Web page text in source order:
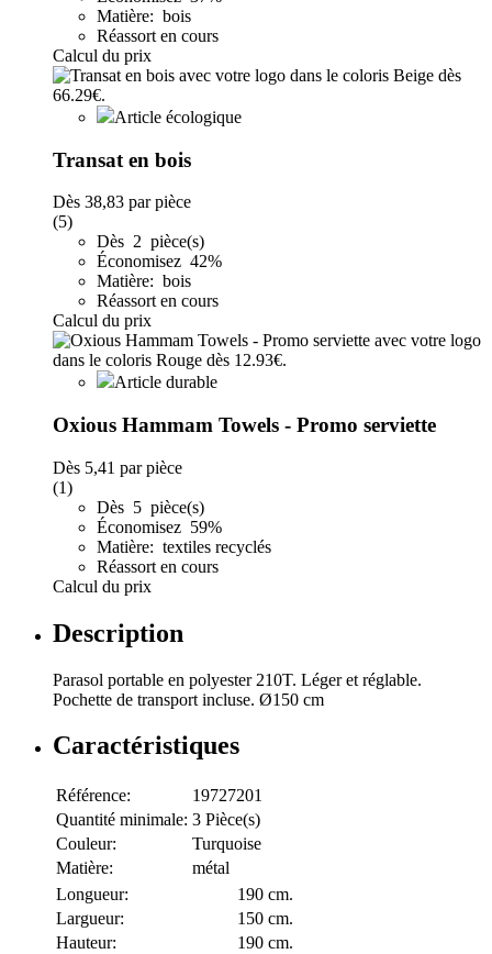
Matière: bois
Réassort en cours
Calcul du prix
Article écologique
Transat en bois
Dès 38,83 par pièce
(5)
Dès 2 pièce(s)
Économisez 42%
Matière: bois
Réassort en cours
Calcul du prix
Article durable
Oxious Hammam Towels - Promo serviette
Dès 5,41 par pièce
(1)
Dès 5 pièce(s)
Économisez 59%
Matière: textiles recyclés
Réassort en cours
Calcul du prix
Description
Parasol portable en polyester 210T. Léger et réglable.
Pochette de transport incluse. Ø150 cm
Caractéristiques
Référence:
19727201
Quantité minimale: 3 Pièce(s)
Couleur:
Turquoise
Matière:
métal
Longueur:
190 cm.
Largueur:
150 cm.
Hauteur:
190 cm.